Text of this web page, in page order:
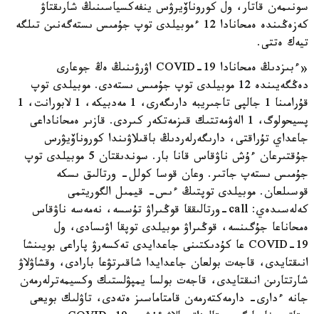
سونىمەن قاتار، ول كوروناۆيرۋس ينفەكسياسىنىڭ شارىقتاۋ
كەزەڭىندە ەمحانادا 12 ءموبيلدى توپ جۇمىس ىستەگەنىن تىلگە
تيەك ەتتى.
«ءبىزدىڭ ەمحانادا COVID-19 اۋرۋىنىڭ ەڭ جوعارى
دەڭگەيىندە 12 موبيلدى توپ جۇمىس ىستەدى. موبيلدى توپ
قۇرامىنا 1 جالپى تاجىريبە دارىگەرى، 1 مەدبيكە، 1 لابورانت، 1
پسيحولوگ، 1 الەۋمەتتىك قىزمەتكەر كىردى. قازىر ەمحاناداعى
جاعداي تۇراقتى، دارىگەرلەردىڭ باقىلاۋىندا كوروناۆيۋرس
جۇقتىرعان ءۇش ناۋقاس قانا بار. سوندىقتان 5 موبيلدى توپ
جۇمىس ىستەپ جاتىر. وعان قوسا كولل- ورتالىق ىسكە
قوسىلعان. موبيلدى توپتىڭ ءىس- قيمىل الگوريتمى
كەلەسىدەي: call-ورتالىققا قوڭىراۋ تۇسسە، نەمەسە ناۋقاس
ەمحاناعا جۇگىنسە، قوڭىراۋ موبيلدى توپقا اۋىسادى، ول
COVID-19 عا كۇدىكتىنى جاعدايدى تەكسەرۋ پاراعى بويىنشا
انىقتايدى، قاجەت بولعان جاعدايدا شاقىرتۋعا بارادى، وقشاۋلاۋ
شارتتارىن انىقتايدى، قاجەت بولسا يمپۋلستىك وكسيمەترلەرمەن
جانە ءدارى- دارمەكتەرمەن قامتاماسىز ەتەدى، تاۋلىك بويعى